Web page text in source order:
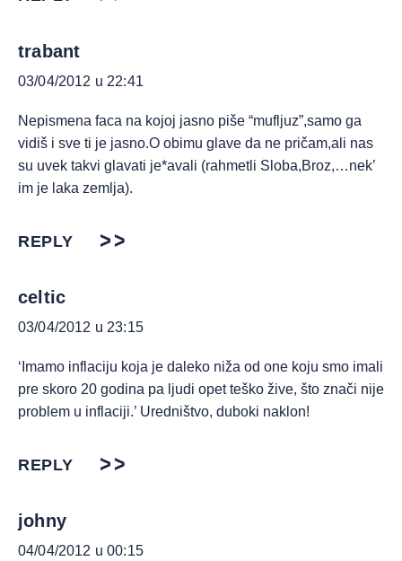
trabant
03/04/2012 u 22:41
Nepismena faca na kojoj jasno piše “mufljuz”,samo ga
vidiš i sve ti je jasno.O obimu glave da ne pričam,ali nas
su uvek takvi glavati je*avali (rahmetli Sloba,Broz,…nek’
im je laka zemlja).
REPLY
celtic
03/04/2012 u 23:15
‘Imamo inflaciju koja je daleko niža od one koju smo imali
pre skoro 20 godina pa ljudi opet teško žive, što znači nije
problem u inflaciji.’ Uredništvo, duboki naklon!
REPLY
johny
04/04/2012 u 00:15